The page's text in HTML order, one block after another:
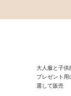
⼤⼈服と⼦供
プレゼント
選して販売
お
お買